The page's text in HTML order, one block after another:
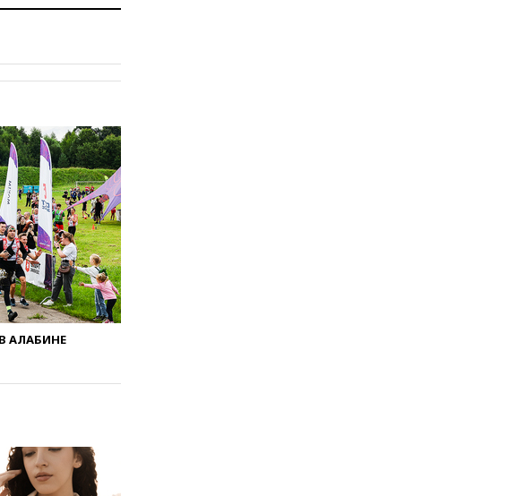
отказ в визах от
скопилось
грузовиков
Швыдкой:
точно
году
ПВО за день
украинских
над Россией
Велосипедист
FPV-дрона в
области
бального зала в
АЛАБИНЕ